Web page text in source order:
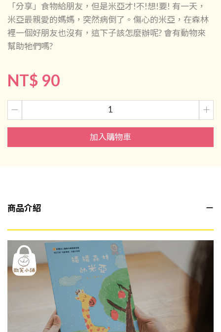
「分享」食物給朋友，但是米亞才!不!想!要! 有一天，
米亞最親愛的媽媽，突然病倒了。傷心的米亞，在森林
裡一個好朋友也沒有，這下子該怎麼辦呢? 會有動物來
幫助牠們嗎?
NT$ 90
加入購物車
商品介紹